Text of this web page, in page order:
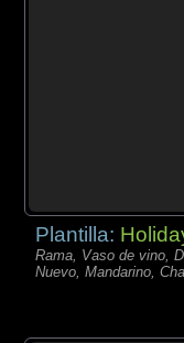
Plantilla:
Rama, Vaso de vino,
Nuevo, Mandarino,